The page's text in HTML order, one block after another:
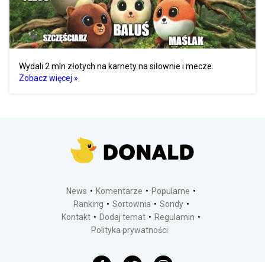
Wydali 2 mln złotych na karnety na siłownie i mecze.
Zobacz więcej »
News Komentarze
Popularne
Ranking
Sortownia
Sondy
Kontakt
Dodaj temat
Regulamin
Polityka prywatności